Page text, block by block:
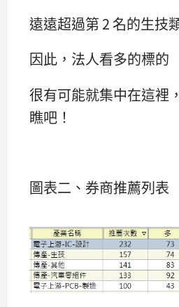
遠遠超過第 2 名的生技
因此，法人看多的標的
很有可能就集中在這裡
瞧吧！
圖表二、券商推薦列表